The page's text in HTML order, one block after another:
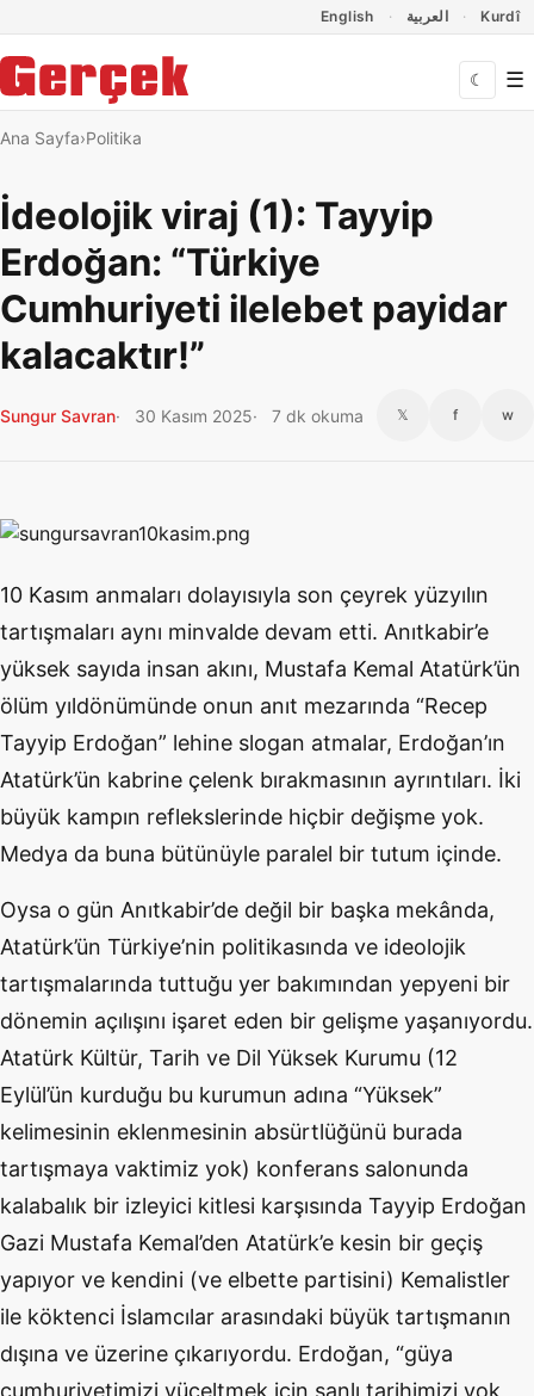
English العربية Kurdî
☾ ☰
Ana Sayfa Politika
İdeolojik viraj (1): Tayyip
Erdoğan: “Türkiye
Cumhuriyeti ilelebet payidar
kalacaktır!”
Sungur Savran 30 Kasım 2025 7 dk okuma 𝕏 f w
10 Kasım anmaları dolayısıyla son çeyrek yüzyılın
tartışmaları aynı minvalde devam etti. Anıtkabir’e
yüksek sayıda insan akını, Mustafa Kemal Atatürk’ün
ölüm yıldönümünde onun anıt mezarında “Recep
Tayyip Erdoğan” lehine slogan atmalar, Erdoğan’ın
Atatürk’ün kabrine çelenk bırakmasının ayrıntıları. İki
büyük kampın reflekslerinde hiçbir değişme yok.
Medya da buna bütünüyle paralel bir tutum içinde.
Oysa o gün Anıtkabir’de değil bir başka mekânda,
Atatürk’ün Türkiye’nin politikasında ve ideolojik
tartışmalarında tuttuğu yer bakımından yepyeni bir
dönemin açılışını işaret eden bir gelişme yaşanıyordu.
Atatürk Kültür, Tarih ve Dil Yüksek Kurumu (12
Eylül’ün kurduğu bu kurumun adına “Yüksek”
kelimesinin eklenmesinin absürtlüğünü burada
tartışmaya vaktimiz yok) konferans salonunda
kalabalık bir izleyici kitlesi karşısında Tayyip Erdoğan
Gazi Mustafa Kemal’den Atatürk’e kesin bir geçiş
yapıyor ve kendini (ve elbette partisini) Kemalistler
ile köktenci İslamcılar arasındaki büyük tartışmanın
dışına ve üzerine çıkarıyordu. Erdoğan, “güya
cumhuriyetimizi yüceltmek için şanlı tarihimizi yok